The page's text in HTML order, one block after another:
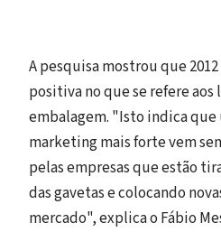
A pesquisa mostrou que
positiva no que se refere aos
embalagem. "Isto indica que
marketing mais forte vem
pelas empresas que estão
das gavetas e colocando
mercado", explica o Fábio